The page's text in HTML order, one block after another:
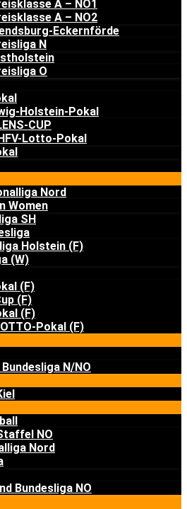
A – NO1
A – NO2
Eckernförde
N
O
Holstein-Pokal
CUP
Lotto-Pokal
Nord
Women
SH
Holstein (F)
(W)
(F)
(F)
(F)
Pokal (F)
Bundesliga N/NO
NO
Nord
Bundesliga NO